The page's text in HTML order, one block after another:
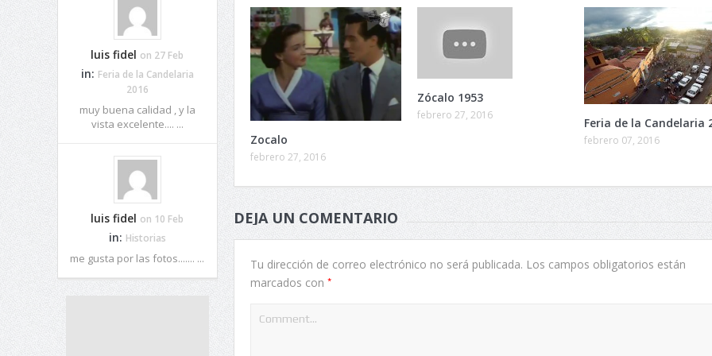
Zocalo
febrero 27, 2016
Zócalo 1953
febrero 27, 2016
Feria de la Candelaria
febrero 07, 2016
DEJA UN COMENTARIO
Tu dirección de correo electrónico no será publicada. Los campos obligatorios están
marcados con *
luis fidel on 27 Feb
in: Feria de la Candelaria
2016
muy buena calidad , y la
vista excelente.... ...
luis fidel on 10 Feb
in: Historias
me gusta por las fotos....... ...